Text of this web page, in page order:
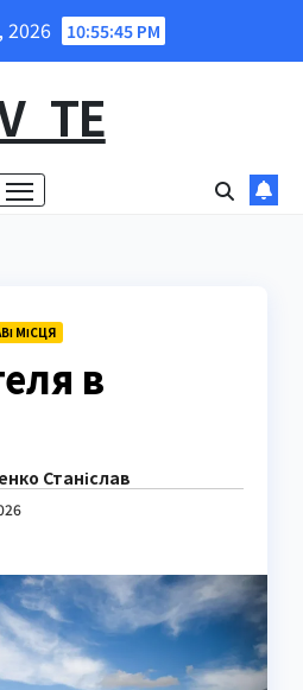
2026 10:55:46 PM
МІСЦЯ
в
Станіслав